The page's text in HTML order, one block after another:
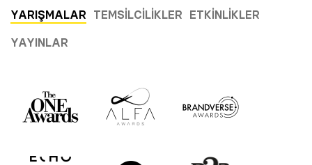
YARIŞMALAR TEMSILCILIKLER ETKINLIKLER
YAYINLAR